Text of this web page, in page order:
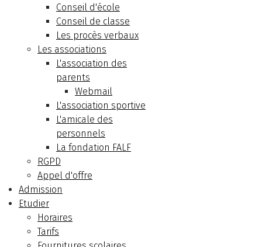
Conseil d'école
Conseil de classe
Les procès verbaux
Les associations
L'association des
parents
Webmail
L'association sportive
L'amicale des
personnels
La fondation FALF
RGPD
Appel d'offre
Admission
Etudier
Horaires
Tarifs